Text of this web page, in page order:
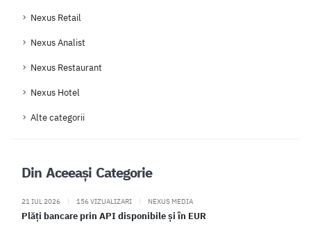
Nexus Retail
Nexus Analist
Nexus Restaurant
Nexus Hotel
Alte categorii
Din Aceeași Categorie
21 IUL 2026 | 156 VIZUALIZARI | NEXUS MEDIA
Plăți bancare prin API disponibile și în EUR